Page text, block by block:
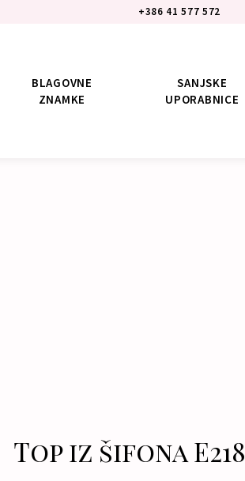
+386 41 577 572
BLAGOVNE
ZNAMKE
SANJSKE
UPORABNICE
Top iz šifona E218